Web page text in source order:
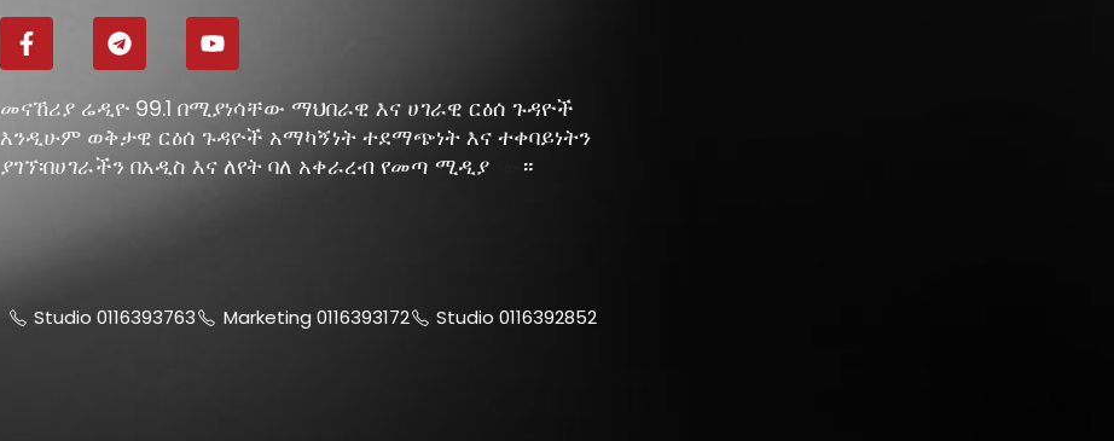
መናኸሪያ ሬዲዮ 99.1 በሚያነሳቸው ማህበራዊ እና ሀገራዊ ርዕሰ ጉዳዮች
እንዲሁም ወቅታዊ ርዕሰ ጉዳዮች አማካኝነት ተደማጭነት እና ተቀባይነትን
ያገኘ፡በሀገራችን በአዲስ እና ለየት ባለ አቀራረብ የመጣ ሚዲያ
።
Studio 0116393763 Marketing 0116393172 Studio 0116392852